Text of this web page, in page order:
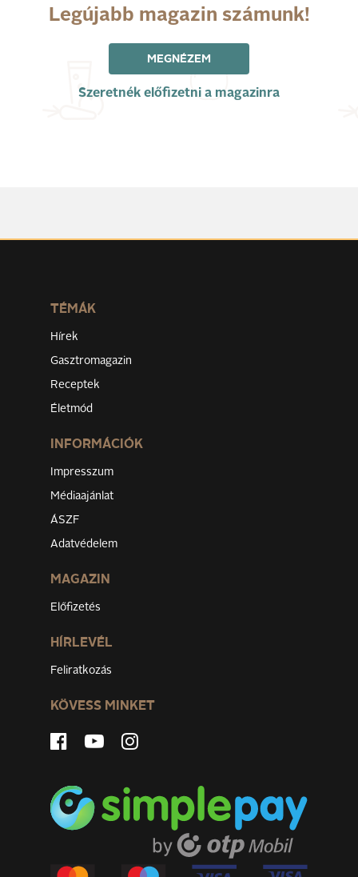
Legújabb magazin számunk!
MEGNÉZEM
Szeretnék előfizetni a magazinra
TÉMÁK
Hírek
Gasztromagazin
Receptek
Életmód
INFORMÁCIÓK
Impresszum
Médiaajánlat
ÁSZF
Adatvédelem
MAGAZIN
Előfizetés
HÍRLEVÉL
Feliratkozás
KÖVESS MINKET